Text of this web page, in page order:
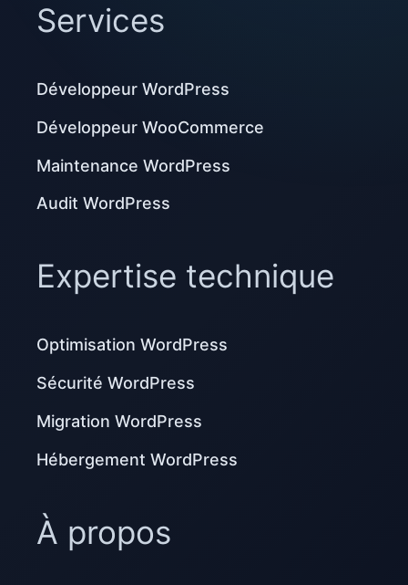
Services
Développeur WordPress
Développeur WooCommerce
Maintenance WordPress
Audit WordPress
Expertise technique
Optimisation WordPress
Sécurité WordPress
Migration WordPress
Hébergement WordPress
À propos